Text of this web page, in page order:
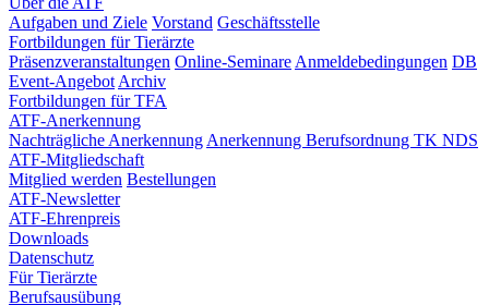
Aufgaben und Ziele Vorstand Geschäftsstelle
Fortbildungen für Tierärzte
Präsenzveranstaltungen Online-Seminare Anmeldebedingungen DB
Event-Angebot Archiv
Fortbildungen für TFA
ATF-Anerkennung
Nachträgliche Anerkennung Anerkennung Berufsordnung TK NDS
ATF-Mitgliedschaft
Mitglied werden Bestellungen
ATF-Newsletter
ATF-Ehrenpreis
Downloads
Datenschutz
Für Tierärzte
Berufsausübung